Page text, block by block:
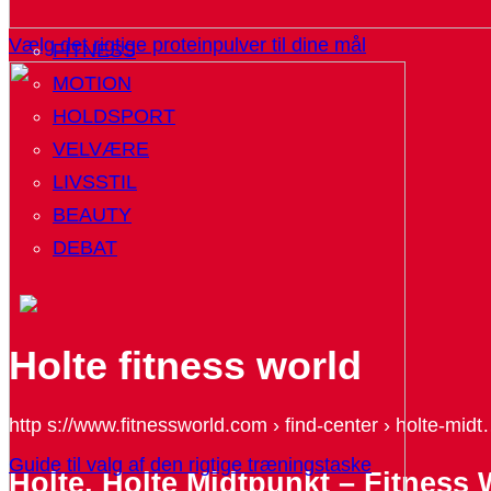
Vælg det rigtige proteinpulver til dine mål
Guide til valg af den rigtige træningstaske
FITNESS
MOTION
HOLDSPORT
VELVÆRE
LIVSSTIL
BEAUTY
DEBAT
Holte fitness world
http s://www.fitnessworld.com › find-center › holte-
Holte, Holte Midtpunkt – Fitness